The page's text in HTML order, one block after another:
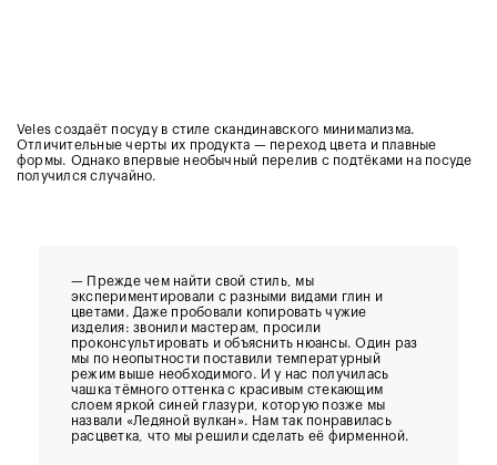
Veles создаёт посуду в стиле скандинавского минимализма.
Отличительные черты их продукта — переход цвета и плавные
формы. Однако впервые необычный перелив с подтёками на посуде
получился случайно.
— Прежде чем найти свой стиль, мы
экспериментировали с разными видами глин и
цветами. Даже пробовали копировать чужие
изделия: звонили мастерам, просили
проконсультировать и объяснить нюансы. Один раз
мы по неопытности поставили температурный
режим выше необходимого. И у нас получилась
чашка тёмного оттенка с красивым стекающим
слоем яркой синей глазури, которую позже мы
назвали «Ледяной вулкан». Нам так понравилась
расцветка, что мы решили сделать её фирменной.